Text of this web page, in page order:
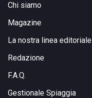
Chi siamo
Magazine
La nostra linea editoriale
Redazione
F.A.Q.
Gestionale Spiaggia